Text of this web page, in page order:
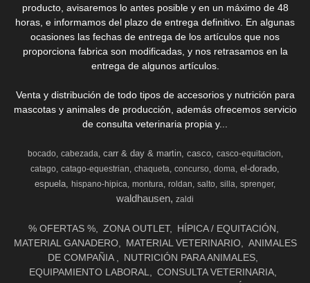
producto, avisaremos lo antes posible y en un máximo de 48
horas, e informamos del plazo de entrega definitivo. En algunas
ocasiones las fechas de entrega de los artículos que nos
proporciona fabrica son modificadas, y nos retrasamos en la
entrega de algunos artículos.
Venta y distribución de todo tipos de accesorios y nutrición para
mascotas y animales de producción, además ofrecemos servicio
de consulta veterinaria propia y...
bocado cabezada carr & day & martin casco
casco-equitacion
catago catago-equestrian chaqueta concurso doma el-dorado
espuela
hispano-hipica montura roldan salto silla sprenger
waldhausen zaldi
% OFERTAS % ZONA OUTLET
HÍPICA / EQUITACIÓN
MATERIAL GANADERO
MATERIAL VETERINARIO
ANIMALES
DE COMPAÑIA
NUTRICIÓN PARA ANIMALES
EQUIPAMIENTO LABORAL
CONSULTA VETERINARIA